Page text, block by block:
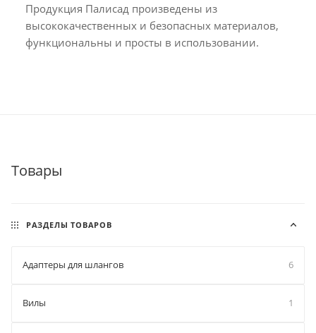
Продукция Палисад произведены из
высококачественных и безопасных материалов,
функциональны и просты в использовании.
Товары
РАЗДЕЛЫ ТОВАРОВ
Адаптеры для шлангов 6
Вилы 1